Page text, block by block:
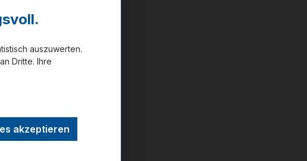
Zum Merkzettel hinzufügen
auszuwerten.
Dritte. Ihre
akzeptieren